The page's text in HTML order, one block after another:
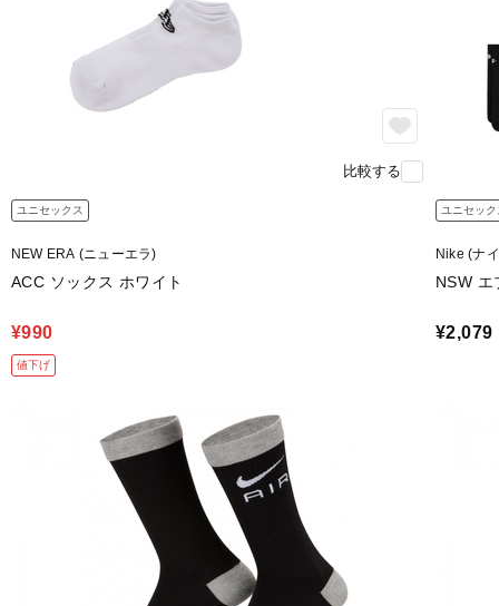
比較する
ユニセックス
NEW ERA (ニューエラ)
ACC ソックス ホワイト
¥990
値下げ
ユニセック
Nike (ナ
NSW エ
¥2,079